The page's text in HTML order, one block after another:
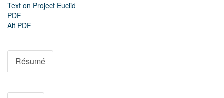
Text on Project Euclid
PDF
Alt PDF
Résumé